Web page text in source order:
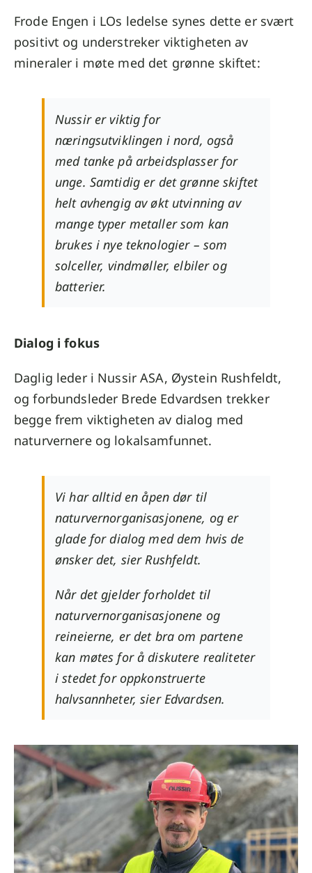
Frode Engen i LOs ledelse synes dette er svært
positivt og understreker viktigheten av
mineraler i møte med det grønne skiftet:
Nussir er viktig for
næringsutviklingen i nord, også
med tanke på arbeidsplasser for
unge. Samtidig er det grønne skiftet
helt avhengig av økt utvinning av
mange typer metaller som kan
brukes i nye teknologier – som
solceller, vindmøller, elbiler og
batterier.
Dialog i fokus
Daglig leder i Nussir ASA, Øystein Rushfeldt,
og forbundsleder Brede Edvardsen trekker
begge frem viktigheten av dialog med
naturvernere og lokalsamfunnet.
Vi har alltid en åpen dør til
naturvernorganisasjonene, og er
glade for dialog med dem hvis de
ønsker det, sier Rushfeldt.
Når det gjelder forholdet til
naturvernorganisasjonene og
reineierne, er det bra om partene
kan møtes for å diskutere realiteter
i stedet for oppkonstruerte
halvsannheter, sier Edvardsen.